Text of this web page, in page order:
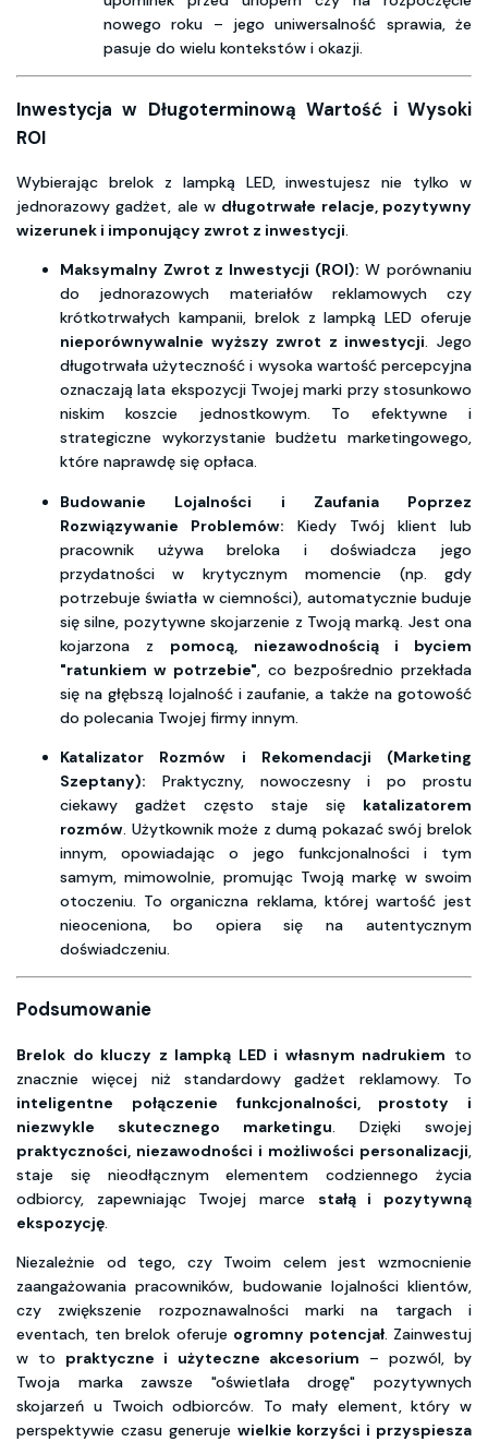
nowego roku – jego uniwersalność sprawia, że
pasuje do wielu kontekstów i okazji.
Inwestycja w Długoterminową Wartość i Wysoki
ROI
Wybierając brelok z lampką LED, inwestujesz nie tylko w
jednorazowy gadżet, ale w długotrwałe relacje, pozytywny
wizerunek i imponujący zwrot z inwestycji.
Maksymalny Zwrot z Inwestycji (ROI): W porównaniu
do jednorazowych materiałów reklamowych czy
krótkotrwałych kampanii, brelok z lampką LED oferuje
nieporównywalnie wyższy zwrot z inwestycji. Jego
długotrwała użyteczność i wysoka wartość percepcyjna
oznaczają lata ekspozycji Twojej marki przy stosunkowo
niskim koszcie jednostkowym. To efektywne i
strategiczne wykorzystanie budżetu marketingowego,
które naprawdę się opłaca.
Budowanie Lojalności i Zaufania Poprzez
Rozwiązywanie Problemów: Kiedy Twój klient lub
pracownik używa breloka i doświadcza jego
przydatności w krytycznym momencie (np. gdy
potrzebuje światła w ciemności), automatycznie buduje
się silne, pozytywne skojarzenie z Twoją marką. Jest ona
kojarzona z pomocą, niezawodnością i byciem
"ratunkiem w potrzebie" , co bezpośrednio przekłada
się na głębszą lojalność i zaufanie, a także na gotowość
do polecania Twojej firmy innym.
Katalizator Rozmów i Rekomendacji (Marketing
Szeptany): Praktyczny, nowoczesny i po prostu
ciekawy gadżet często staje się katalizatorem
rozmów. Użytkownik może z dumą pokazać swój brelok
innym, opowiadając o jego funkcjonalności i tym
samym, mimowolnie, promując Twoją markę w swoim
otoczeniu. To organiczna reklama, której wartość jest
nieoceniona, bo opiera się na autentycznym
doświadczeniu.
Podsumowanie
Brelok do kluczy z lampką LED i własnym nadrukiem to
znacznie więcej niż standardowy gadżet reklamowy. To
inteligentne połączenie funkcjonalności, prostoty i
niezwykle skutecznego marketingu. Dzięki swojej
praktyczności, niezawodności i możliwości personalizacji,
staje się nieodłącznym elementem codziennego życia
odbiorcy, zapewniając Twojej marce stałą i pozytywną
ekspozycję.
Niezależnie od tego, czy Twoim celem jest wzmocnienie
zaangażowania pracowników, budowanie lojalności klientów,
czy zwiększenie rozpoznawalności marki na targach i
eventach, ten brelok oferuje ogromny potencjał. Zainwestuj
w to praktyczne i użyteczne akcesorium – pozwól, by
Twoja marka zawsze "oświetlała drogę" pozytywnych
skojarzeń u Twoich odbiorców. To mały element, który w
perspektywie czasu generuje wielkie korzyści i przyspiesza